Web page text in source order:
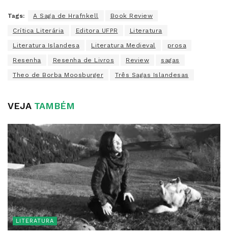
Tags: A Saga de Hrafnkell Book Review
Crítica Literária Editora UFPR Literatura
Literatura Islandesa Literatura Medieval prosa
Resenha Resenha de Livros Review sagas
Theo de Borba Moosburger Três Sagas Islandesas
VEJATAMBÉM
LITERATURA